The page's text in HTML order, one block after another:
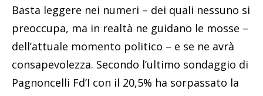
Basta leggere nei numeri – dei quali nessuno si
preoccupa, ma in realtà ne guidano le mosse –
dell’attuale momento politico – e se ne avrà
consapevolezza. Secondo l’ultimo sondaggio di
Pagnoncelli Fd’I con il 20,5% ha sorpassato la